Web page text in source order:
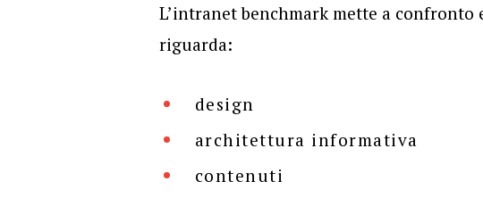
L’intranet benchmark mette a confronto
riguarda:
design
architettura informativa
contenuti